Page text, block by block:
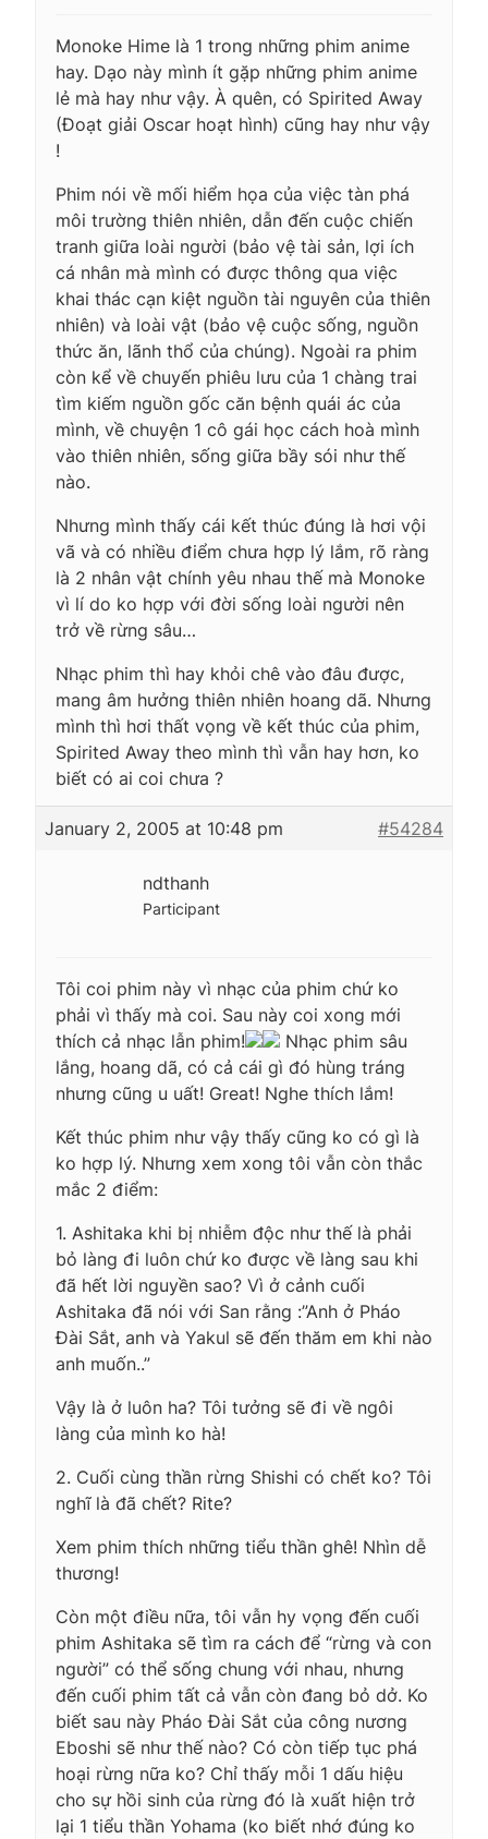
Monoke Hime là 1 trong những phim anime
hay. Dạo này mình ít gặp những phim anime
lẻ mà hay như vậy. À quên, có Spirited Away
(Đoạt giải Oscar hoạt hình) cũng hay như vậy
!
Phim nói về mối hiểm họa của việc tàn phá
môi trường thiên nhiên, dẫn đến cuộc chiến
tranh giữa loài người (bảo vệ tài sản, lợi ích
cá nhân mà mình có được thông qua việc
khai thác cạn kiệt nguồn tài nguyên của thiên
nhiên) và loài vật (bảo vệ cuộc sống, nguồn
thức ăn, lãnh thổ của chúng). Ngoài ra phim
còn kể về chuyến phiêu lưu của 1 chàng trai
tìm kiếm nguồn gốc căn bệnh quái ác của
mình, về chuyện 1 cô gái học cách hoà mình
vào thiên nhiên, sống giữa bầy sói như thế
nào.
Nhưng mình thấy cái kết thúc đúng là hơi vội
vã và có nhiều điểm chưa hợp lý lắm, rõ ràng
là 2 nhân vật chính yêu nhau thế mà Monoke
vì lí do ko hợp với đời sống loài người nên
trở về rừng sâu…
Nhạc phim thì hay khỏi chê vào đâu được,
mang âm hưởng thiên nhiên hoang dã. Nhưng
mình thì hơi thất vọng về kết thúc của phim,
Spirited Away theo mình thì vẫn hay hơn, ko
biết có ai coi chưa ?
January 2, 2005 at 10:48 pm #54284
ndthanh
Participant
Tôi coi phim này vì nhạc của phim chứ ko
phải vì thấy mà coi. Sau này coi xong mới
thích cả nhạc lẫn phim!
Nhạc phim sâu
lắng, hoang dã, có cả cái gì đó hùng tráng
nhưng cũng u uất! Great! Nghe thích lắm!
Kết thúc phim như vậy thấy cũng ko có gì là
ko hợp lý. Nhưng xem xong tôi vẫn còn thắc
mắc 2 điểm:
1. Ashitaka khi bị nhiễm độc như thế là phải
bỏ làng đi luôn chứ ko được về làng sau khi
đã hết lời nguyền sao? Vì ở cảnh cuối
Ashitaka đã nói với San rằng :”Anh ở Pháo
Đài Sắt, anh và Yakul sẽ đến thăm em khi nào
anh muốn..”
Vậy là ở luôn ha? Tôi tưởng sẽ đi về ngôi
làng của mình ko hà!
2. Cuối cùng thần rừng Shishi có chết ko? Tôi
nghĩ là đã chết? Rite?
Xem phim thích những tiểu thần ghê! Nhìn dễ
thương!
Còn một điều nữa, tôi vẫn hy vọng đến cuối
phim Ashitaka sẽ tìm ra cách để “rừng và con
người” có thể sống chung với nhau, nhưng
đến cuối phim tất cả vẫn còn đang bỏ dở. Ko
biết sau này Pháo Đài Sắt của công nương
Eboshi sẽ như thế nào? Có còn tiếp tục phá
hoại rừng nữa ko? Chỉ thấy mỗi 1 dấu hiệu
cho sự hồi sinh của rừng đó là xuất hiện trở
lại 1 tiểu thần Yohama (ko biết nhớ đúng ko